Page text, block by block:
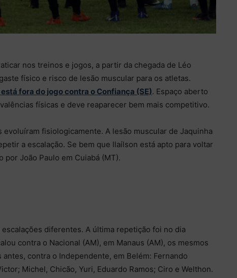
nos treinos e jogos, a partir da chegada de Léo
físico e risco de lesão muscular para os atletas.
fora do jogo contra o Confiança (SE). Espaço aberto
físicas e deve reaparecer bem mais competitivo.
evoluíram fisiologicamente. A lesão muscular de Jaquinha
a escalação. Se bem que Ilaílson está apto para voltar
João Paulo em Cuiabá (MT).
diferentes. A última repetição foi no dia
contra o Nacional (AM), em Manaus (AM), os mesmos
antes, contra o Independente, em Belém: Fernando
Michel, Chicão, Yuri, Eduardo Ramos; Ciro e Welthon.